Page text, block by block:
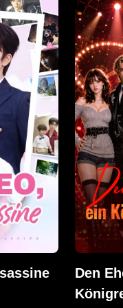
Leben
sie von
sie
Den